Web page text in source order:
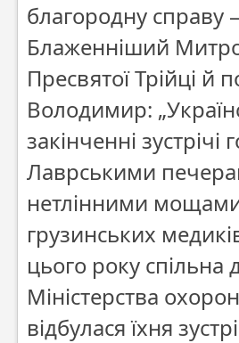
благородну справу
Блаженніший
Пресвятої Трійці
Володимир:
закінченні
Лаврськими
нетлінними мощами
грузинських
цього року спільна
Міністерства
відбулася їхня